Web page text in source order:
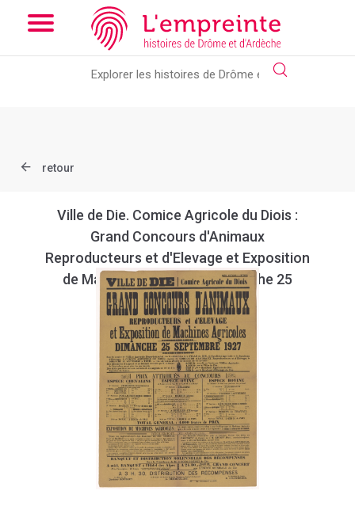
Array ( [slug] => document [ref] => B263621101_2AFF_037 )
Add the new slick-theme.css if you want the default styling
retour
Ville de Die. Comice Agricole du Diois :
Grand Concours d'Animaux
Reproducteurs et d'Elevage et Exposition
de Machines Agricoles dimanche 25
septembre 1927